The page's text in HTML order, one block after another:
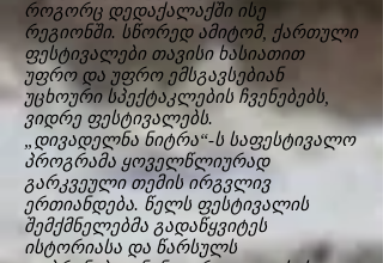
როგორც დედაქალაქში ისე
რეგიონში. სწორედ ამიტომ, ქართული
ფესტივალები თავისი ხასიათით
უფრო და უფრო ემსგავსებიან
უცხოური სპექტაკლების ჩვენებებს,
ვიდრე ფესტივალებს.
„დივადელნა ნიტრა“-ს საფესტივალო
პროგრამა ყოველწლიურად
გარკვეული თემის ირგვლივ
ერთიანდება. წელს ფესტივალის
შემქმნელებმა გადაწყვიტეს
ისტორიასა და წარსულს